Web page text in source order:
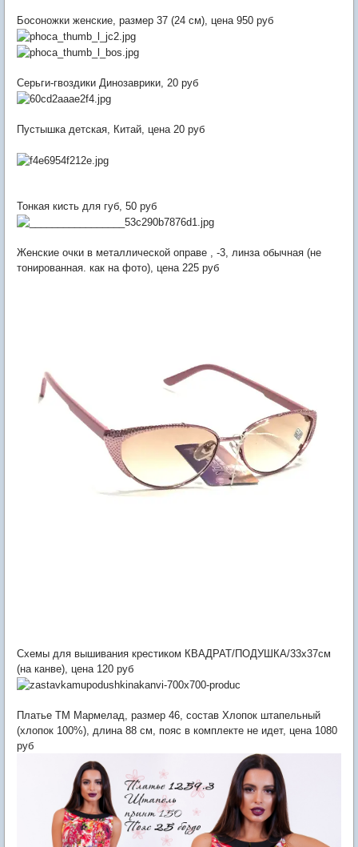
Босоножки женские, размер 37 (24 см), цена 950 руб
Серьги-гвоздики Динозаврики, 20 руб
Пустышка детская, Китай, цена 20 руб
Тонкая кисть для губ, 50 руб
Женские очки в металлической оправе , -3, линза обычная (не
тонированная. как на фото), цена 225 руб
Схемы для вышивания крестиком КВАДРАТ/ПОДУШКА/33х37см
(на канве), цена 120 руб
Платье ТМ Мармелад, размер 46, состав Хлопок штапельный
(хлопок 100%), длина 88 см, пояс в комплекте не идет, цена 1080
руб